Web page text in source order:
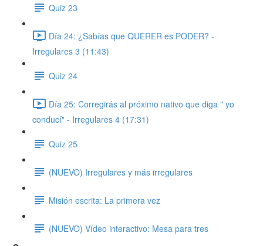
Quiz 23
Día 24: ¿Sabías que QUERER es PODER? -
Irregulares 3 (11:43)
Quiz 24
Día 25: Corregirás al próximo nativo que diga " yo
conducí" - Irregulares 4 (17:31)
Quiz 25
(NUEVO) Irregulares y más irregulares
Misión escrita: La primera vez
(NUEVO) Vídeo interactivo: Mesa para tres